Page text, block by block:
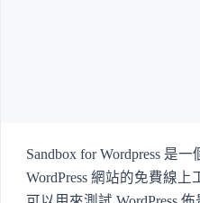
Sandbox for Wordpress 是
WordPress 網站的免費線